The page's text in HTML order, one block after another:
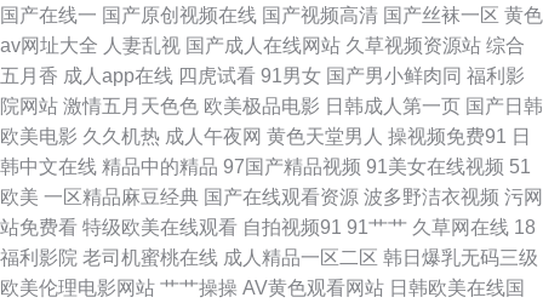
91男男 久久女人淫 亚洲色悠综合 AV久久伊人精品天堂 欧美91蝌蚪九色 91
九九九在线 国产精成人品 日韩美女大片 91爽片网站 麻豆成人软件下载 综合
不卡在线 俺来也去婷婷听听 日本三级99 91福利是看爽片 狠狠干干干 亚州tv
91最新在线观看视频在线 美女黄久久 91牛牛 精品福利在线导航 亚洲a午夜
线上看 91自慰凤楼 蜜桃草莓黄瓜app 91黑黄网 国际东方AV在线 亚洲av褔
国产在线一 国产原创视频在线 国产视频高清 国产丝袜一区 黄色
av网址大全 人妻乱视 国产成人在线网站 久草视频资源站 综合
五月香 成人app在线 四虎试看 91男女 国产男小鲜肉同 福利影
院网站 激情五月天色色 欧美极品电影 日韩成人第一页 国产日韩
欧美电影 久久机热 成人午夜网 黄色天堂男人 操视频免费91 日
韩中文在线 精品中的精品 97国产精品视频 91美女在线视频 51
欧美 一区精品麻豆经典 国产在线观看资源 波多野洁衣视频 污网
站免费看 特级欧美在线观看 自拍视频91 91艹艹 久草网在线 18
福利影院 老司机蜜桃在线 成人精品一区二区 韩日爆乳无码三级
欧美伦理电影网站 艹艹操操 AV黄色观看网站 日韩欧美在线国